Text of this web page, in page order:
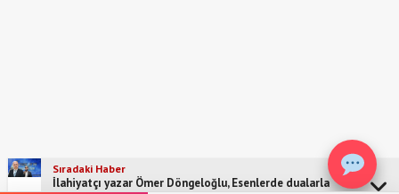
Sıradaki Haber
İlahiyatçı yazar Ömer Döngeloğlu, Esenlerde dualarla